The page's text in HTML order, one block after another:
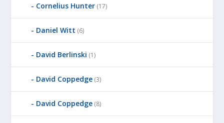
Cornelius Hunter (17)
Daniel Witt (6)
David Berlinski (1)
David Coppedge (3)
David Coppedge (8)